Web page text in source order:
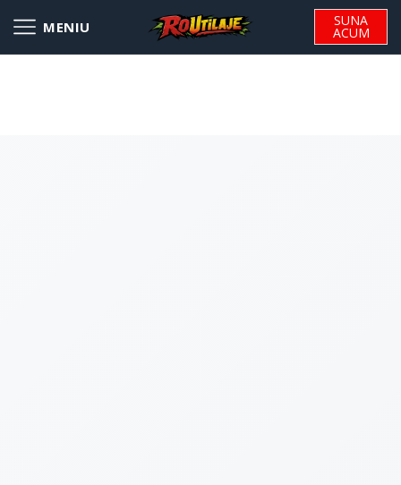
SUNA
ACUM